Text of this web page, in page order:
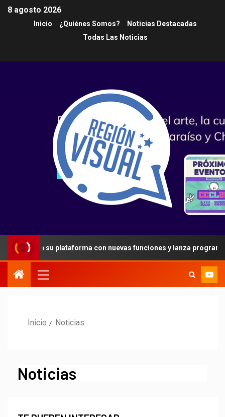
8 agosto 2026
Inicio ¿Quiénes Somos?
Noticias Destacadas
Todas Las Noticias
en su plataforma con nuevas funciones y lanza programa
Inicio Noticias
Noticias